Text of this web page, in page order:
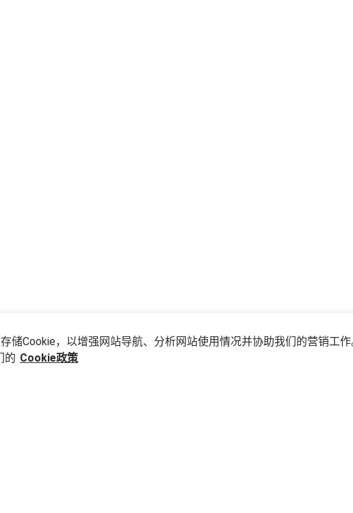
储Cookie，以增强网站导航、分析网站使用情况并协助我们的营销工作
的 Cookie政策